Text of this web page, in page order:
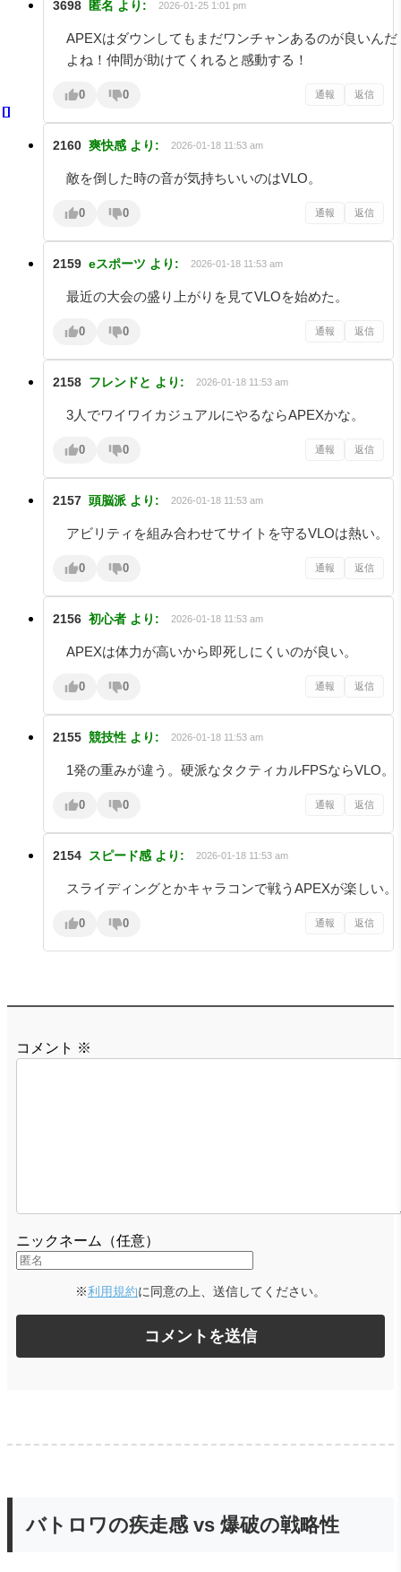
3698 匿名 より: 2026-01-25 1:01 pm
APEXはダウンしてもまだワンチャンあるのが良いんだ
よね！仲間が助けてくれると感動する！
0 0 通報 返信
2160 爽快感 より: 2026-01-18 11:53 am
敵を倒した時の音が気持ちいいのはVLO。
0 0 通報 返信
2159 eスポーツ より: 2026-01-18 11:53 am
最近の大会の盛り上がりを見てVLOを始めた。
0 0 通報 返信
2158 フレンドと より: 2026-01-18 11:53 am
3人でワイワイカジュアルにやるならAPEXかな。
0 0 通報 返信
2157 頭脳派 より: 2026-01-18 11:53 am
アビリティを組み合わせてサイトを守るVLOは熱い。
0 0 通報 返信
2156 初心者 より: 2026-01-18 11:53 am
APEXは体力が高いから即死しにくいのが良い。
0 0 通報 返信
2155 競技性 より: 2026-01-18 11:53 am
1発の重みが違う。硬派なタクティカルFPSならVLO。
0 0 通報 返信
2154 スピード感 より: 2026-01-18 11:53 am
スライディングとかキャラコンで戦うAPEXが楽しい。
0 0 通報 返信
コメント ※
ニックネーム（任意）
※利用規約に同意の上、送信してください。
バトロワの疾走感 vs 爆破の戦略性